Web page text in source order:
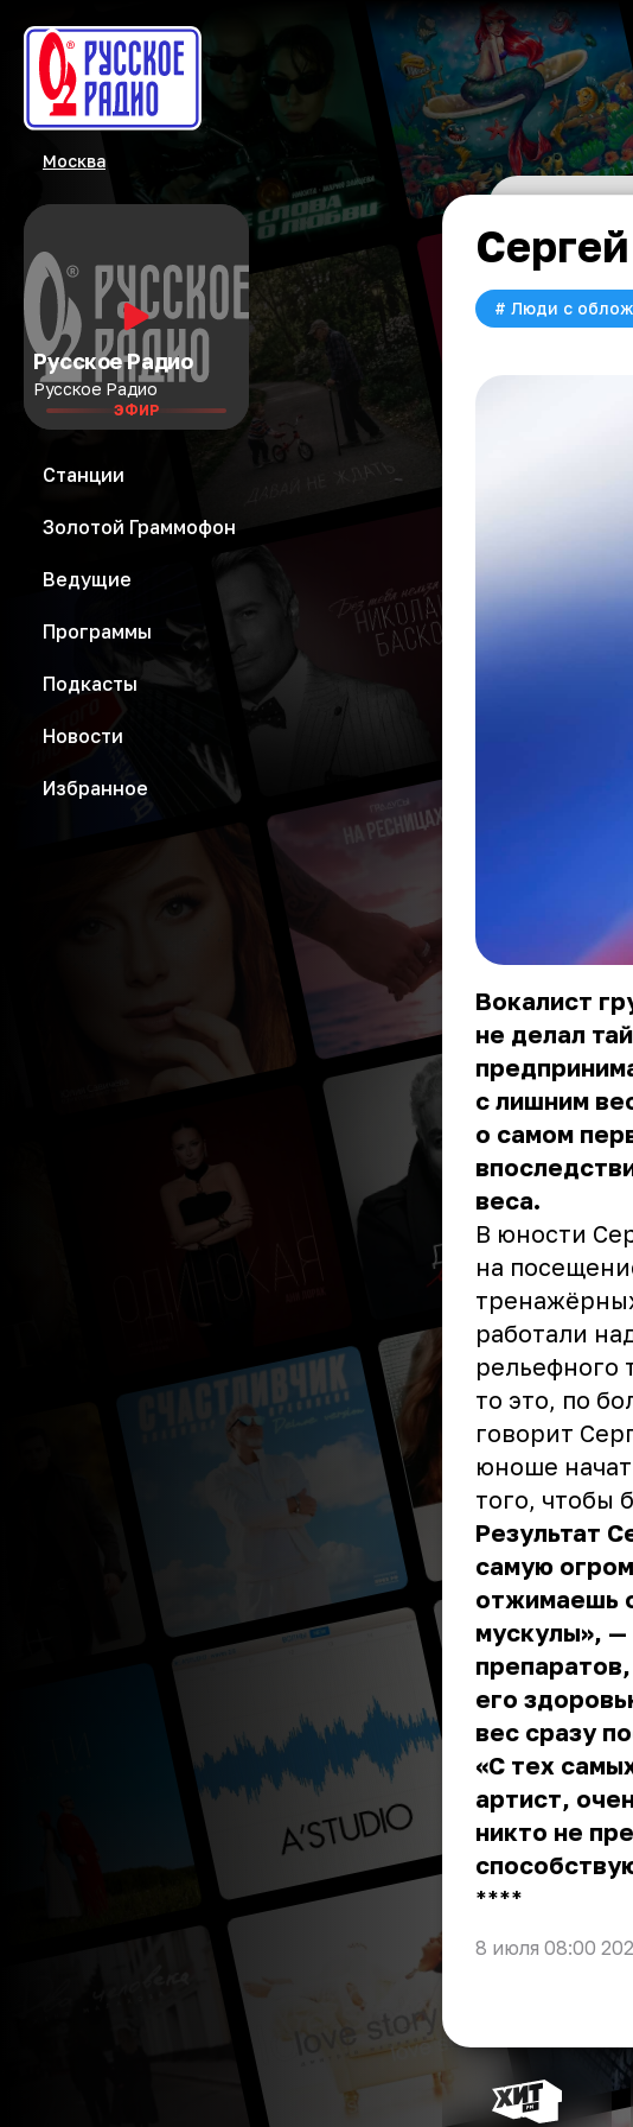
Москва
Русское Радио
Русское Радио
ЭФИР
Станции
Золотой Граммофон
Ведущие
Программы
Подкасты
Новости
Избранное
# Люди с
Вокалист
не делал
с лишним
о самом
веса.
В юности
на
работали
рельефного
то это, по
говорит
юноше
того, чтобы
Результат
самую
отжимаешь
мускулы»,
его
вес сразу
«С тех
артист,
никто не
** **
8 июля 08:00